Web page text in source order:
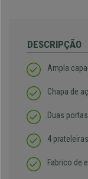
DESCRIPÇÃO
Ampla
Chapa de
Duas
4
Fabrico de